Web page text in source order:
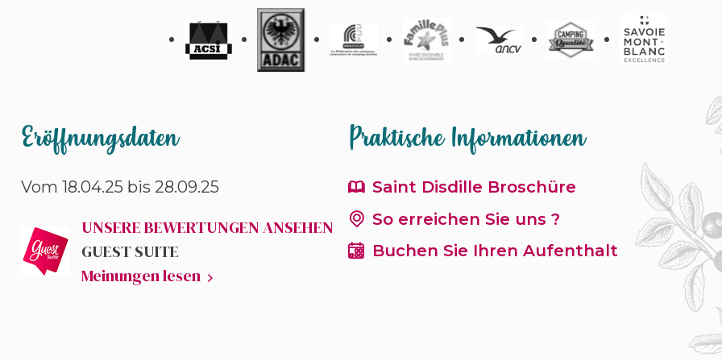
Eröffnungsdaten
Vom 18.04.25 bis 28.09.25
UNSERE BEWERTUNGEN ANSEHEN
GUEST SUITE
Meinungen lesen
Praktische Informationen
Saint Disdille Broschüre
So erreichen Sie uns ?
Buchen Sie Ihren Aufenthalt